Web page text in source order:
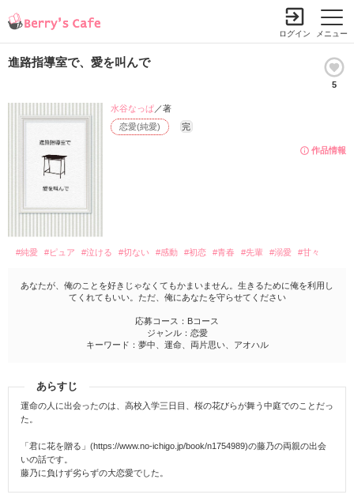
メニュー
ログイン
進路指導室で、愛を叫んで
5
作品情報
恋愛(純愛) 完
水谷なっぱ／著
#純愛 #ピュア #泣ける #切ない #感動 #初恋 #青春 #先輩 #溺愛 #甘々
あなたが、俺のことを好きじゃなくてもかまいません。生きるために俺を利用し
てくれてもいい。ただ、俺にあなたを守らせてください
応募コース：Bコース
ジャンル：恋愛
キーワード：夢中、運命、両片思い、アオハル
あらすじ
運命の人に出会ったのは、高校入学三日目、桜の花びらが舞う中庭でのことだっ
た。
「君に花を贈る」(https://www.no-ichigo.jp/book/n1754989)の藤乃の両親の出会
いの話です。
藤乃に負けず劣らずの大恋愛でした。